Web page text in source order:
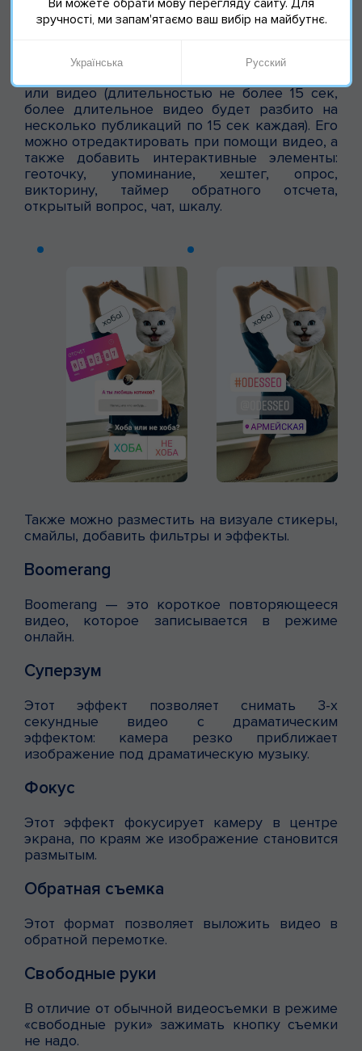
или видео (длительностью не более 15 сек,
более длительное видео будет разбито на
несколько публикаций по 15 сек каждая). Его
можно отредактировать при помощи видео, а
также добавить интерактивные элементы:
геоточку, упоминание, хештег, опрос,
викторину, таймер обратного отсчета,
открытый вопрос, чат, шкалу.
Также можно разместить на визуале стикеры,
смайлы, добавить фильтры и эффекты.
Boomerang
Boomerang — это короткое повторяющееся
видео, которое записывается в режиме
онлайн.
Суперзум
Этот эффект позволяет снимать 3-х
секундные видео с драматическим
эффектом: камера резко приближает
изображение под драматическую музыку.
Фокус
Этот эффект фокусирует камеру в центре
экрана, по краям же изображение становится
размытым.
Обратная съемка
Этот формат позволяет выложить видео в
обратной перемотке.
Свободные руки
В отличие от обычной видеосъемки в режиме
«свободные руки» зажимать кнопку съемки
не надо.
зручності, ми запам'ятаємо ваш вибір на майбутнє.
Українська Русский